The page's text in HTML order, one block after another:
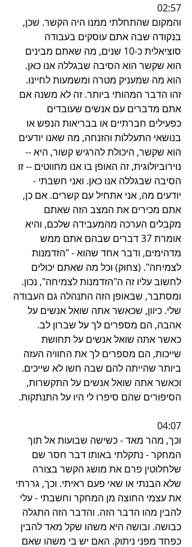
02:57
והמקום שהתחלתי ממנו היה הקשר. שכן,
בנקודה שבה אתם עוסקים בעבודה
סוציאלית כ-10 שנים, מה שאתם מבינים
הוא שקשר הוא הסיבה שבגללה אנו כאן.
הוא מה שמעניק מטרה ומשמעות לחיינו.
זהו הדבר המהותי ביותר. זה לא משנה אם
אתם מדברים עם אנשים שעובדים
כפעילים חברתיים או בבריאות הנפש או
בנושאי התעללות והזנחה, מה שאנו יודעים
הוא שקשר, היכולת להרגיש קשור, היא --
נוירוביולוגית, זה האופן בו אנו מחווטים -- זו
הסיבה שבגללה אנו כאן. ואני חשבתי -
יודעים מה, אני אתחיל עם קשרים. אם כן,
אתם מכירים את המצב הזה שאתם
מקבלים הערכה מהמעבידה שלכם, והיא
אומרת 37 דברים שבהם אתם ממש
מדהימים, ודבר אחד שהוא - "הזדמנות
לצמיחה". (צחוק) וכל מה שאתם יכולים
לחשוב עליו זה ה"הזדמנות לצמיחה", נכון.
ומסתבר, שבאופן הזה התנהלה גם העבודה
שלי. כיוון, שכאשר אתה שואל אנשים על
אהבה, הם מספרים לך על שברון לב.
כאשר אתה שואל אנשים על תחושת
שייכות, הם מספרים לך את החוויה העזה
ביותר שהייתה להם שבה חשו לא שייכים.
וכאשר אתה שואל אנשים על התקשרות,
הסיפורים שהם סיפרו לי היו על התנתקות.
04:07
וכך, מהר מאד - כשישה שבועות אל תוך
המחקר - נתקלתי באותו דבר חסר שם
שלחלוטין פרם את מושג הקשר בצורה
שלא הבנתי או שאי פעם ראיתי. וכך, גררתי
את עצמי החוצה מן המחקר וחשבתי - עלי
להבין מהו הדבר הזה. והדבר הזה התגלה
כבושה. ובושה היא משהו שקל מאד להבין
כפחד מפני ניתוק. האם יש בי משהו שאם